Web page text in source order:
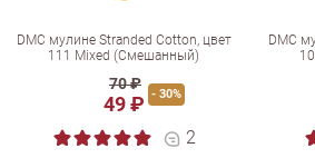
DMC мулине Stranded Cotton, цвет
111 Mixed (Смешанный)
70 ₽
49 ₽ - 30%
2
DMC